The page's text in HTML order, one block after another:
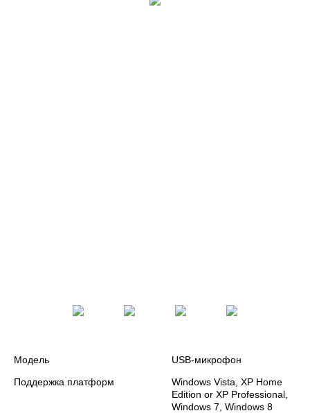
Модель
USB-микрофон
Поддержка платформ
Windows Vista, XP Home
Edition or XP Professional,
Windows 7, Windows 8